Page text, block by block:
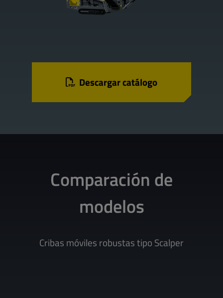
Descargar catálogo
Comparación de
modelos
Cribas móviles robustas tipo Scalper